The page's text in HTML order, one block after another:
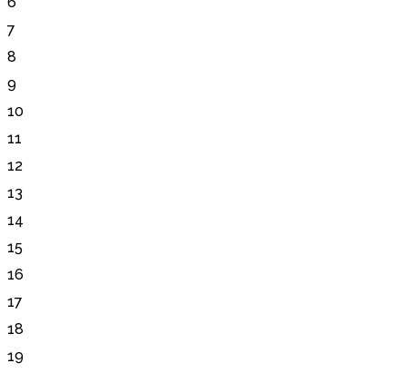
7
8
9
10
11
12
13
14
15
16
17
18
19